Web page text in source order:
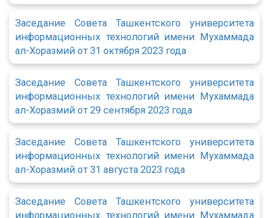
Заседание Совета Ташкентского университета
информационных технологий имени Мухаммада
ал-Хоразмий от 31 октября 2023 года
Заседание Совета Ташкентского университета
информационных технологий имени Мухаммада
ал-Хоразмий от 29 сентября 2023 года
Заседание Совета Ташкентского университета
информационных технологий имени Мухаммада
ал-Хоразмий от 31 августа 2023 года
Заседание Совета Ташкентского университета
информационных технологий имени Мухаммада